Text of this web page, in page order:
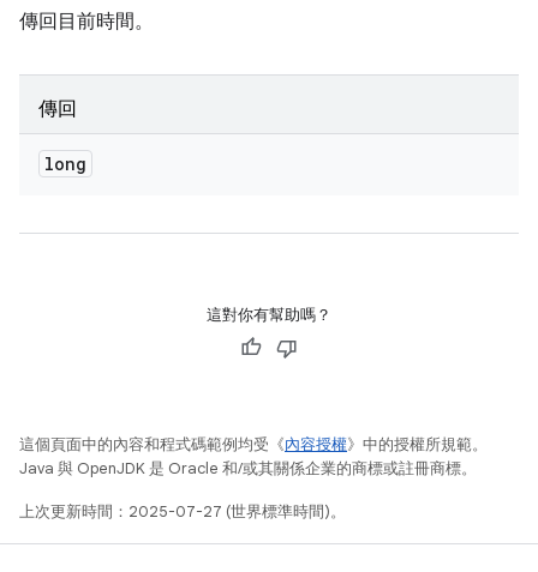
傳回目前時間。
傳回
long
這對你有幫助嗎？
這個頁面中的內容和程式碼範例均受《內容授權》中的授權所規範。
Java 與 OpenJDK 是 Oracle 和/或其關係企業的商標或註冊商標。
上次更新時間：2025-07-27 (世界標準時間)。